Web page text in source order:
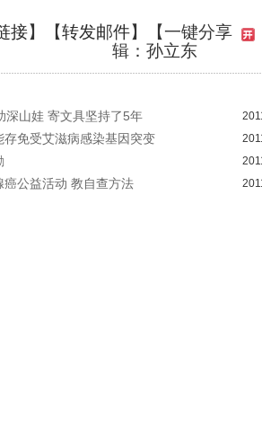
接】【转发邮件】
【一键分享
辑：孙立东
深山娃 寄文具坚持了5年
免受艾滋病感染基因突变
公益活动 教自查方法